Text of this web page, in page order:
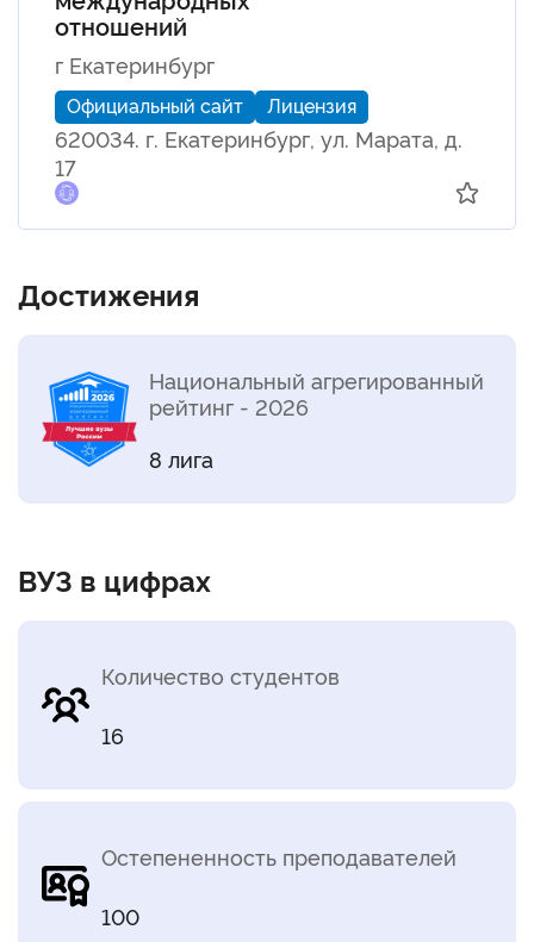
отношений
г Екатеринбург
Официальный сайт Лицензия
620034. г. Екатеринбург, ул. Марата, д.
17
Достижения
Национальный агрегированный
рейтинг - 2026
8 лига
ВУЗ в цифрах
Количество студентов
16
Остепененность преподавателей
100